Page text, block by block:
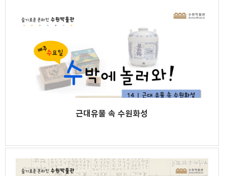
근대유물 속 수원화성